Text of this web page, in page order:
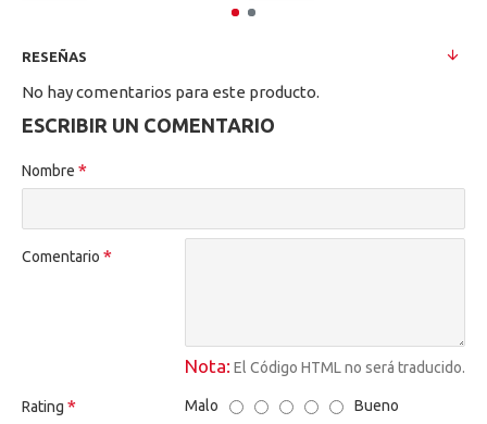
RESEÑAS
No hay comentarios para este producto.
ESCRIBIR UN COMENTARIO
Nombre
Comentario
Nota: El Código HTML no será traducido.
Rating Malo Bueno